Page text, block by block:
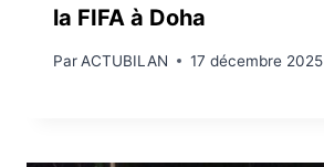
la FIFA à Doha
ParACTUBILAN 17 décembre 2025